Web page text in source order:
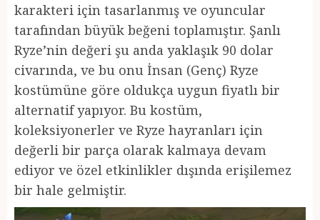
karakteri için tasarlanmış ve oyuncular
tarafından büyük beğeni toplamıştır. Şanlı
Ryze’nin değeri şu anda yaklaşık 90 dolar
civarında, ve bu onu İnsan (Genç) Ryze
kostümüne göre oldukça uygun fiyatlı bir
alternatif yapıyor. Bu kostüm,
koleksiyonerler ve Ryze hayranları için
değerli bir parça olarak kalmaya devam
ediyor ve özel etkinlikler dışında erişilemez
bir hale gelmiştir.